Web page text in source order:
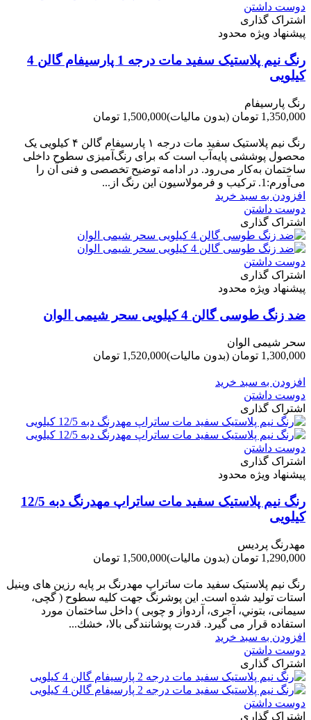
دوست داشتن
اشتراک گذاری
پیشنهاد ویژه محدود
رنگ نیم پلاستیک سفید مات درجه 1 پارسیفام گالن 4
کیلویی
رنگ پارسیفام
1,350,000 تومان
(بدون مالیات)1,500,000 تومان
رنگ نیم‌ پلاستیک سفید مات درجه ۱ پارسیفام گالن ۴ کیلویی یک
محصول پوششی پایه‌آب است که برای رنگ‌آمیزی سطوح داخلی
ساختمان به‌کار می‌رود. در ادامه توضیح تخصصی و فنی آن را
می‌آورم:1. ترکیب و فرمولاسیون این رنگ از...
افزودن به سبد خرید
دوست داشتن
اشتراک گذاری
دوست داشتن
اشتراک گذاری
پیشنهاد ویژه محدود
ضد زنگ طوسی گالن 4 کیلویی سحر شیمی الوان
سحر شیمی الوان
1,300,000 تومان
(بدون مالیات)1,520,000 تومان
افزودن به سبد خرید
دوست داشتن
اشتراک گذاری
دوست داشتن
اشتراک گذاری
پیشنهاد ویژه محدود
رنگ نیم پلاستیک سفید مات ساتراپ مهدرنگ دبه 12/5
کیلویی
مهدرنگ پردیس
1,290,000 تومان
(بدون مالیات)1,500,000 تومان
رنگ نیم پلاستیک سفید مات ساتراپ مهدرنگ بر پایه رزین های وینیل
استات تولید شده است. این پوشرنگ جهت کلیه سطوح ( گچی،
سیمانی، بتوني، آجری، آردواز و چوبی ) داخل ساختمان مورد
استفاده قرار می گیرد. قدرت پوشانندگی بالا، خشك...
افزودن به سبد خرید
دوست داشتن
اشتراک گذاری
دوست داشتن
اشتراک گذاری